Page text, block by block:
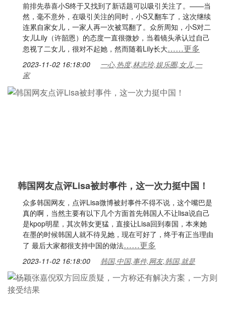
前排先恭喜小S终于又找到了新话题可以吸引关注了。——当
然，毫不意外，在吸引关注的同时，小S又翻车了，这次继续
连累自家女儿，一家人再一次被骂翻了。众所周知，小S对二
女儿Lily（许韶恩）的态度一直很微妙，当着镜头承认过自己
忽视了二女儿，很对不起她，然而随着Lily长大……更多
2023-11-02 16:18:00
一心,热度,林志玲,娱乐圈,女儿,一
家
韩国网友点评Lisa被封事件，这一次力挺中国！
众多韩国网友，点评Lisa微博被封事件不得不说，这个嘴巴是
真的啊，当然主要有以下几个方面首先韩国人不让lisa说自己
是kpop明星，其次韩女更猛，直接让Lisa回到泰国，本来她
在墨的时候韩国人就不待见她，现在可好了，终于有正当理由
了 最后大家都很支持中国的做法……更多
2023-11-02 16:18:00 韩国,中国,事件,网友,韩国,就是